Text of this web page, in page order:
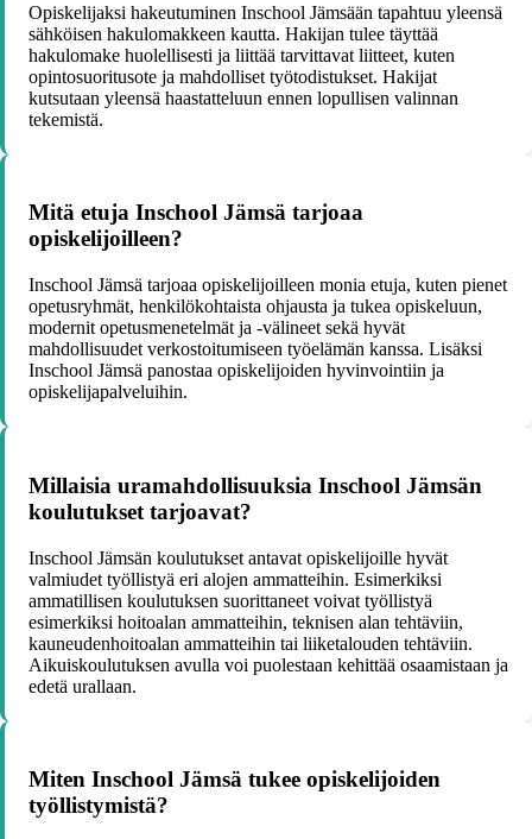
Opiskelijaksi hakeutuminen Inschool Jämsään tapahtuu yleensä
sähköisen hakulomakkeen kautta. Hakijan tulee täyttää
hakulomake huolellisesti ja liittää tarvittavat liitteet, kuten
opintosuoritusote ja mahdolliset työtodistukset. Hakijat
kutsutaan yleensä haastatteluun ennen lopullisen valinnan
tekemistä.
Mitä etuja Inschool Jämsä tarjoaa
opiskelijoilleen?
Inschool Jämsä tarjoaa opiskelijoilleen monia etuja, kuten pienet
opetusryhmät, henkilökohtaista ohjausta ja tukea opiskeluun,
modernit opetusmenetelmät ja -välineet sekä hyvät
mahdollisuudet verkostoitumiseen työelämän kanssa. Lisäksi
Inschool Jämsä panostaa opiskelijoiden hyvinvointiin ja
opiskelijapalveluihin.
Millaisia uramahdollisuuksia Inschool Jämsän
koulutukset tarjoavat?
Inschool Jämsän koulutukset antavat opiskelijoille hyvät
valmiudet työllistyä eri alojen ammatteihin. Esimerkiksi
ammatillisen koulutuksen suorittaneet voivat työllistyä
esimerkiksi hoitoalan ammatteihin, teknisen alan tehtäviin,
kauneudenhoitoalan ammatteihin tai liiketalouden tehtäviin.
Aikuiskoulutuksen avulla voi puolestaan kehittää osaamistaan ja
edetä urallaan.
Miten Inschool Jämsä tukee opiskelijoiden
työllistymistä?